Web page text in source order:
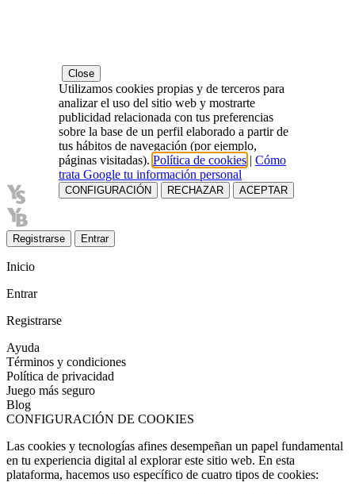
Registrarse Entrar
Inicio
Entrar
Registrarse
Ayuda
Términos y condiciones
Política de privacidad
Juego más seguro
Blog
CONFIGURACIÓN DE COOKIES
Las cookies y tecnologías afines desempeñan un papel fundamental
en tu experiencia digital al explorar este sitio web. En esta
plataforma, hacemos uso específico de cuatro tipos de cookies:
Close
Utilizamos cookies propias y de terceros para
analizar el uso del sitio web y mostrarte
publicidad relacionada con tus preferencias
sobre la base de un perfil elaborado a partir de
tus hábitos de navegación (por ejemplo,
páginas visitadas). Política de cookies | Cómo
trata Google tu información personal
CONFIGURACIÓN RECHAZAR ACEPTAR